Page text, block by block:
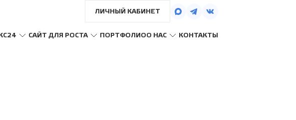
ЛИЧНЫЙ КАБИНЕТ
САЙТ ДЛЯ РОСТА ПОРТФОЛИОО НАС КОНТАКТЫ